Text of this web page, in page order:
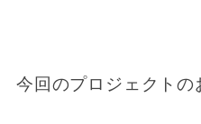
今回のプロジェクトの